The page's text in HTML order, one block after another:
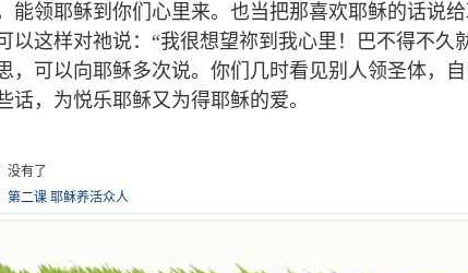
能领耶稣到你们心里来。也当把那喜欢耶稣的话说给
以这样对祂说：“我很想望祢到我心里！巴不得不久
，可以向耶稣多次说。你们几时看见别人领圣体，
话，为悦乐耶稣又为得耶稣的爱。
没有了
第二课 耶稣养活众人